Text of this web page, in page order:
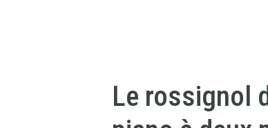
Le rossignol